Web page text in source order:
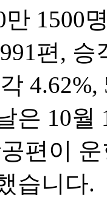
1500
편,
은 10월
편이
습니다.